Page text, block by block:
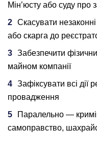
Мін’юсту або суду про
Скасувати
або скарга до
Забезпечити
майном компанії
Зафіксувати всі дії
провадження
Паралельно —
самоправство,